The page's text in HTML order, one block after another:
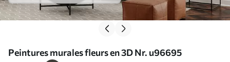
Peintures murales fleurs en 3D Nr. u96695